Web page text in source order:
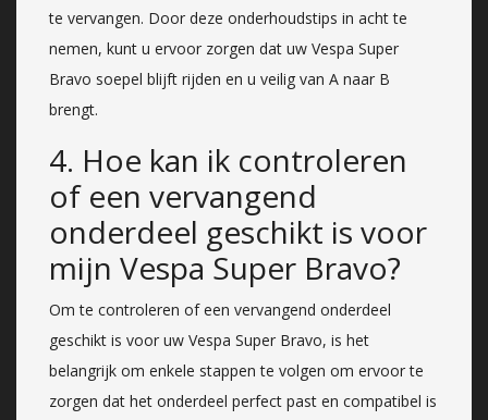
te vervangen. Door deze onderhoudstips in acht te
nemen, kunt u ervoor zorgen dat uw Vespa Super
Bravo soepel blijft rijden en u veilig van A naar B
brengt.
4. Hoe kan ik controleren
of een vervangend
onderdeel geschikt is voor
mijn Vespa Super Bravo?
Om te controleren of een vervangend onderdeel
geschikt is voor uw Vespa Super Bravo, is het
belangrijk om enkele stappen te volgen om ervoor te
zorgen dat het onderdeel perfect past en compatibel is